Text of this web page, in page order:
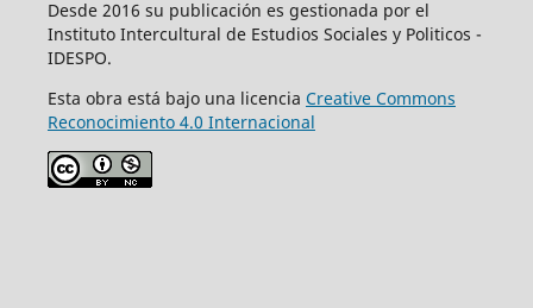
Desde 2016 su publicación es gestionada por el
Instituto Intercultural de Estudios Sociales y Politicos -
IDESPO.
Esta obra está bajo una licencia Creative Commons
Reconocimiento 4.0 Internacional